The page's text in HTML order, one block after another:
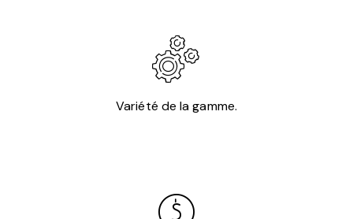
Variété de la gamme.